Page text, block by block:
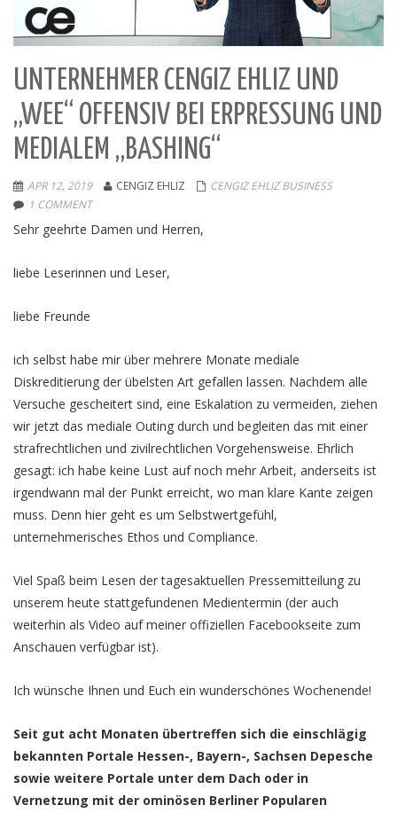
UNTERNEHMER CENGIZ EHLIZ UND
„WEE“ OFFENSIV BEI ERPRESSUNG UND
MEDIALEM „BASHING“
APR 12, 2019 CENGIZ EHLIZ
CENGIZ EHLIZ BUSINESS
1 COMMENT
Sehr geehrte Damen und Herren,
liebe Leserinnen und Leser,
liebe Freunde
ich selbst habe mir über mehrere Monate mediale
Diskreditierung der übelsten Art gefallen lassen. Nachdem alle
Versuche gescheitert sind, eine Eskalation zu vermeiden, ziehen
wir jetzt das mediale Outing durch und begleiten das mit einer
strafrechtlichen und zivilrechtlichen Vorgehensweise. Ehrlich
gesagt: ich habe keine Lust auf noch mehr Arbeit, anderseits ist
irgendwann mal der Punkt erreicht, wo man klare Kante zeigen
muss. Denn hier geht es um Selbstwertgefühl,
unternehmerisches Ethos und Compliance.
Viel Spaß beim Lesen der tagesaktuellen Pressemitteilung zu
unserem heute stattgefundenen Medientermin (der auch
weiterhin als Video auf meiner offiziellen Facebookseite zum
Anschauen verfügbar ist).
Ich wünsche Ihnen und Euch ein wunderschönes Wochenende!
Seit gut acht Monaten übertreffen sich die einschlägig
bekannten Portale Hessen-, Bayern-, Sachsen Depesche
sowie weitere Portale unter dem Dach oder in
Vernetzung mit der ominösen Berliner Popularen